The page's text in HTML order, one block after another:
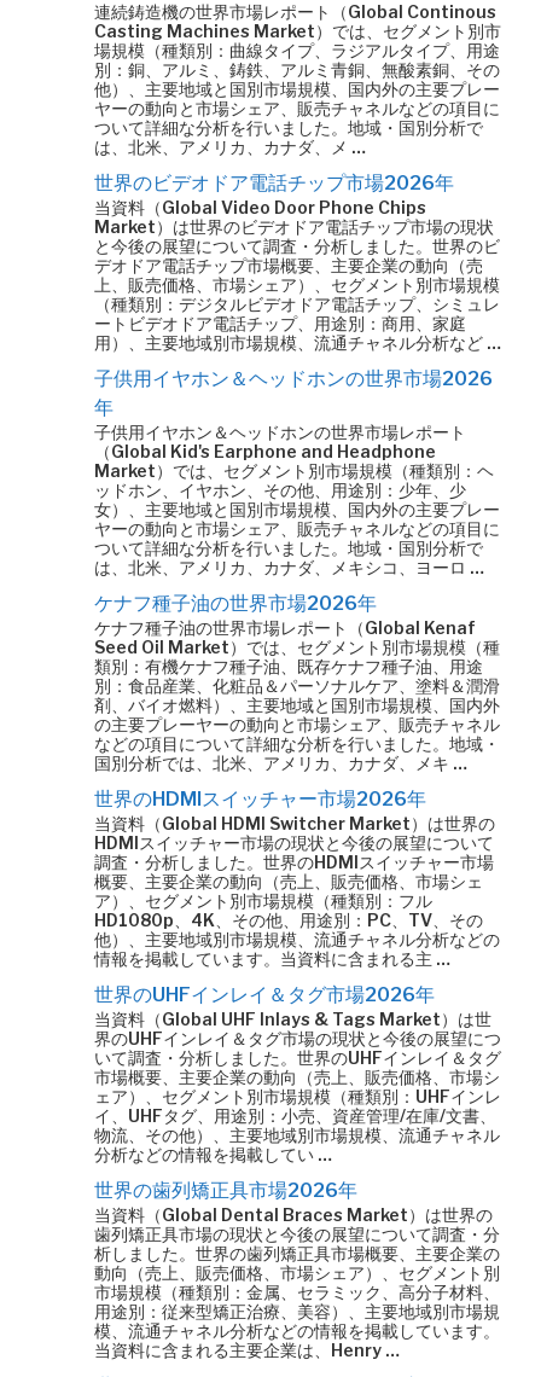
連続鋳造機の世界市場レポート（Global Continous
Casting Machines Market）では、セグメント別市
場規模（種類別：曲線タイプ、ラジアルタイプ、用途
別：銅、アルミ、鋳鉄、アルミ青銅、無酸素銅、その
他）、主要地域と国別市場規模、国内外の主要プレー
ヤーの動向と市場シェア、販売チャネルなどの項目に
ついて詳細な分析を行いました。地域・国別分析で
は、北米、アメリカ、カナダ、メ …
世界のビデオドア電話チップ市場2026年
当資料（Global Video Door Phone Chips
Market）は世界のビデオドア電話チップ市場の現状
と今後の展望について調査・分析しました。世界のビ
デオドア電話チップ市場概要、主要企業の動向（売
上、販売価格、市場シェア）、セグメント別市場規模
（種類別：デジタルビデオドア電話チップ、シミュレ
ートビデオドア電話チップ、用途別：商用、家庭
用）、主要地域別市場規模、流通チャネル分析など …
子供用イヤホン＆ヘッドホンの世界市場2026
年
子供用イヤホン＆ヘッドホンの世界市場レポート
（Global Kid's Earphone and Headphone
Market）では、セグメント別市場規模（種類別：ヘ
ッドホン、イヤホン、その他、用途別：少年、少
女）、主要地域と国別市場規模、国内外の主要プレー
ヤーの動向と市場シェア、販売チャネルなどの項目に
ついて詳細な分析を行いました。地域・国別分析で
は、北米、アメリカ、カナダ、メキシコ、ヨーロ …
ケナフ種子油の世界市場2026年
ケナフ種子油の世界市場レポート（Global Kenaf
Seed Oil Market）では、セグメント別市場規模（種
類別：有機ケナフ種子油、既存ケナフ種子油、用途
別：食品産業、化粧品＆パーソナルケア、塗料＆潤滑
剤、バイオ燃料）、主要地域と国別市場規模、国内外
の主要プレーヤーの動向と市場シェア、販売チャネル
などの項目について詳細な分析を行いました。地域・
国別分析では、北米、アメリカ、カナダ、メキ …
世界のHDMIスイッチャー市場2026年
当資料（Global HDMI Switcher Market）は世界の
HDMIスイッチャー市場の現状と今後の展望について
調査・分析しました。世界のHDMIスイッチャー市場
概要、主要企業の動向（売上、販売価格、市場シェ
ア）、セグメント別市場規模（種類別：フル
HD1080p、4K、その他、用途別：PC、TV、その
他）、主要地域別市場規模、流通チャネル分析などの
情報を掲載しています。当資料に含まれる主 …
世界のUHFインレイ＆タグ市場2026年
当資料（Global UHF Inlays & Tags Market）は世
界のUHFインレイ＆タグ市場の現状と今後の展望につ
いて調査・分析しました。世界のUHFインレイ＆タグ
市場概要、主要企業の動向（売上、販売価格、市場シ
ェア）、セグメント別市場規模（種類別：UHFインレ
イ、UHFタグ、用途別：小売、資産管理/在庫/文書、
物流、その他）、主要地域別市場規模、流通チャネル
分析などの情報を掲載してい …
世界の歯列矯正具市場2026年
当資料（Global Dental Braces Market）は世界の
歯列矯正具市場の現状と今後の展望について調査・分
析しました。世界の歯列矯正具市場概要、主要企業の
動向（売上、販売価格、市場シェア）、セグメント別
市場規模（種類別：金属、セラミック、高分子材料、
用途別：従来型矯正治療、美容）、主要地域別市場規
模、流通チャネル分析などの情報を掲載しています。
当資料に含まれる主要企業は、Henry …